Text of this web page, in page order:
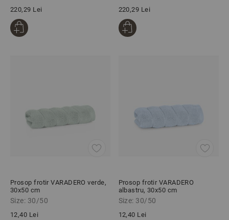
220,29 Lei 220,29 Lei
Prosop frotir VARADERO verde,
30x50 cm
Size: 30/50
12,40 Lei
Prosop frotir VARADERO
albastru, 30x50 cm
Size: 30/50
12,40 Lei